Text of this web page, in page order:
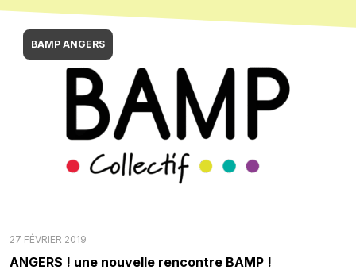
BAMP ANGERS
27 FÉVRIER 2019
ANGERS ! une nouvelle rencontre BAMP !